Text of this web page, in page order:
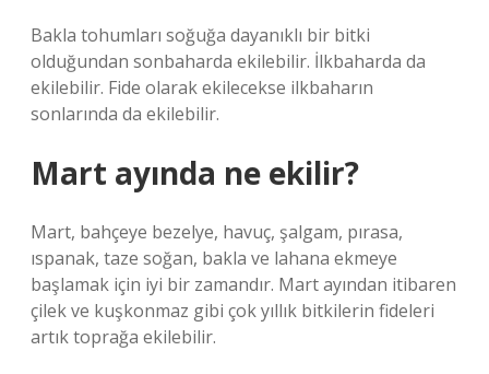
Bakla tohumları soğuğa dayanıklı bir bitki
olduğundan sonbaharda ekilebilir. İlkbaharda da
ekilebilir. Fide olarak ekilecekse ilkbaharın
sonlarında da ekilebilir.
Mart ayında ne ekilir?
Mart, bahçeye bezelye, havuç, şalgam, pırasa,
ıspanak, taze soğan, bakla ve lahana ekmeye
başlamak için iyi bir zamandır. Mart ayından itibaren
çilek ve kuşkonmaz gibi çok yıllık bitkilerin fideleri
artık toprağa ekilebilir.